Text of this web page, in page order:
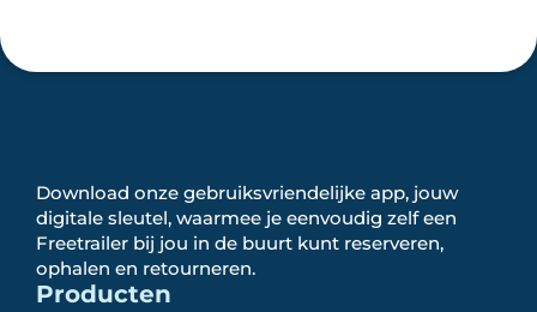
Download onze gebruiksvriendelijke app, jouw
digitale sleutel, waarmee je eenvoudig zelf een
Freetrailer bij jou in de buurt kunt reserveren,
ophalen en retourneren.
Producten